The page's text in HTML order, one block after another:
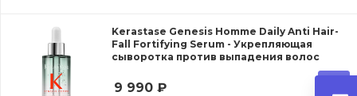
Kerastase Genesis Homme Daily Anti Hair-
Fall Fortifying Serum - Укрепляющая
сыворотка против выпадения волос
9 990 ₽